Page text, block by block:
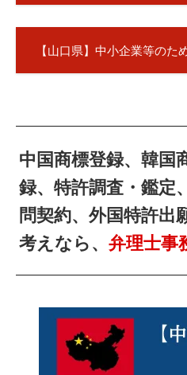
【山口県】中小企業等のた
中国商標登録、韓国
録、特許調査・鑑定
問契約、外国特許出
考えなら、弁理士事